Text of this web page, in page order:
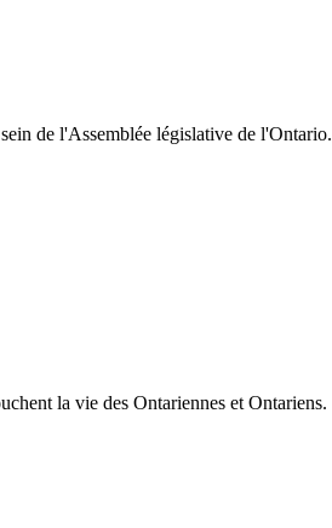
de l'Assemblée législative de l'Ontario.
la vie des Ontariennes et Ontariens.